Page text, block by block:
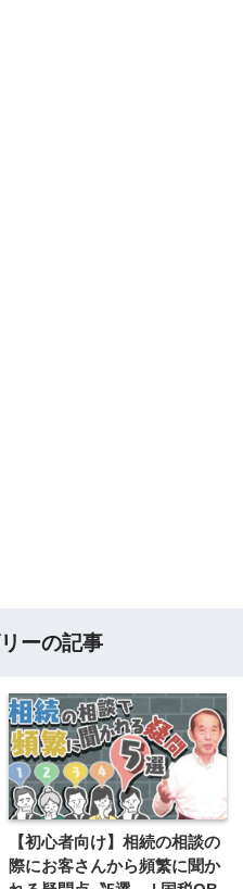
ーの記事
【初心者向け】相続の相談の
際にお客さんから頻繁に聞か